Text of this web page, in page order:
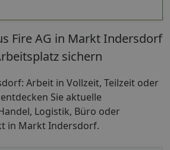
Fire AG in Markt Indersdorf
sichern
Arbeit in Vollzeit, Teilzeit oder
Sie aktuelle
Logistik, Büro oder
in Markt Indersdorf.